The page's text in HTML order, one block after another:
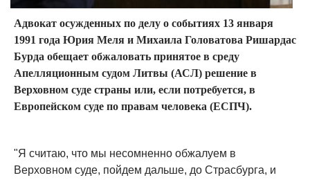
Адвокат осужденных по делу о событиях 13 января
1991 года Юрия Меля и Михаила Головатова Ришардас
Бурда обещает обжаловать принятое в среду
Апелляционным судом Литвы (АСЛ) решение в
Верховном суде страны или, если потребуется, в
Европейском суде по правам человека (ЕСПЧ).
"Я считаю, что мы несомненно обжалуем в
Верховном суде, пойдем дальше, до Страсбурга, и